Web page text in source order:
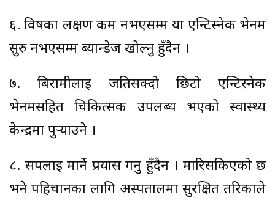
६. विषका लक्षण कम नभएसम्म या एन्टिस्नेक भेनम
सुरु नभएसम्म ब्यान्डेज खोल्नु हुँदैन ।
७. बिरामीलाई जतिसक्दो छिटो एन्टिस्नेक
भेनमसहित चिकित्सक उपलब्ध भएको स्वास्थ्य
केन्द्रमा पुर्‍याउने ।
८. सर्पलाई मार्ने प्रयास गर्नु हुँदैन । मारिसकिएको छ
भने पहिचानका लागि अस्पतालमा सुरक्षित तरिकाले